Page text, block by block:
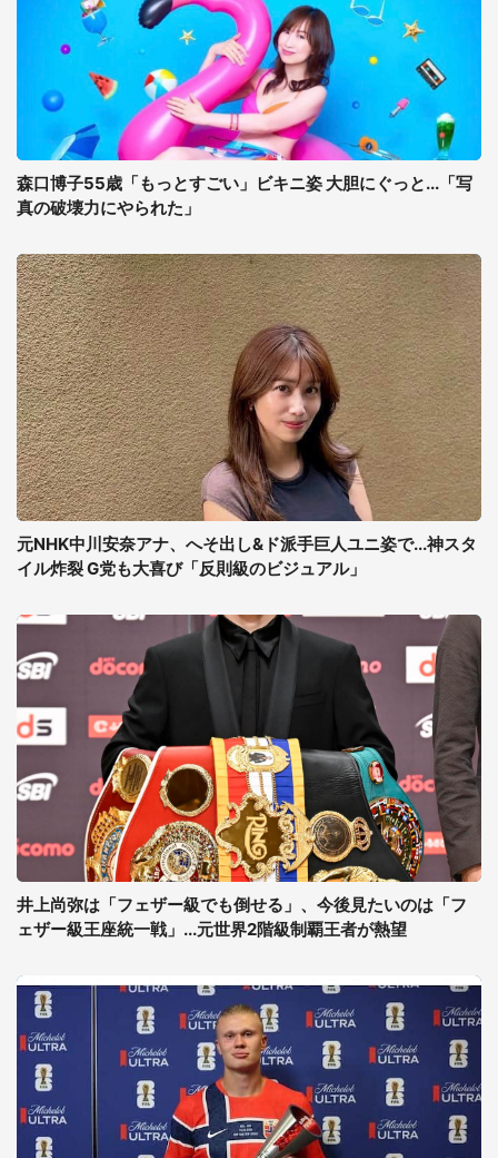
森口博子55歳「もっとすごい」ビキニ姿 大胆にぐっと...「写
真の破壊力にやられた」
元NHK中川安奈アナ、へそ出し&ド派手巨人ユニ姿で...神スタ
イル炸裂 G党も大喜び「反則級のビジュアル」
井上尚弥は「フェザー級でも倒せる」、今後見たいのは「フ
ェザー級王座統一戦」...元世界2階級制覇王者が熱望